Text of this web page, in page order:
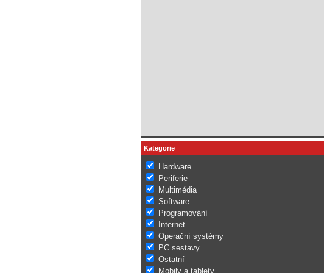
Kategorie
Hardware
Periferie
Multimédia
Software
Programování
Internet
Operační systémy
PC sestavy
Ostatní
Mobily a tablety